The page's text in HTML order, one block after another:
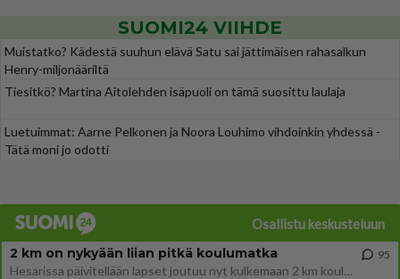
SUOMI24 VIIHDE
Muistatko? Kädestä suuhun elävä Satu sai jättimäisen rahasalkun
Henry-miljonääriltä
Tiesitkö? Martina Aitolehden isäpuoli on tämä suosittu laulaja
Luetuimmat: Aarne Pelkonen ja Noora Louhimo vihdoinkin yhdessä -
Tätä moni jo odotti
Osallistu keskusteluun
2 km on nykyään liian pitkä koulumatka
Hesarissa päivitellään lapset joutuu nyt kulkemaan 2 km kouluun jösses. Ruostefillarilla tuo matka menee vaikka miten äk
95